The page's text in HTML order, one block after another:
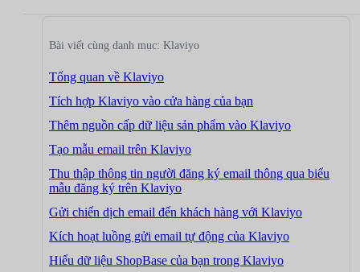
Bài viết cùng danh mục: Klaviyo
Tổng quan về Klaviyo
Tích hợp Klaviyo vào cửa hàng của bạn
Thêm nguồn cấp dữ liệu sản phẩm vào Klaviyo
Tạo mẫu email trên Klaviyo
Thu thập thông tin người đăng ký email thông qua biểu
mẫu đăng ký trên Klaviyo
Gửi chiến dịch email đến khách hàng với Klaviyo
Kích hoạt luồng gửi email tự động của Klaviyo
Hiểu dữ liệu ShopBase của bạn trong Klaviyo